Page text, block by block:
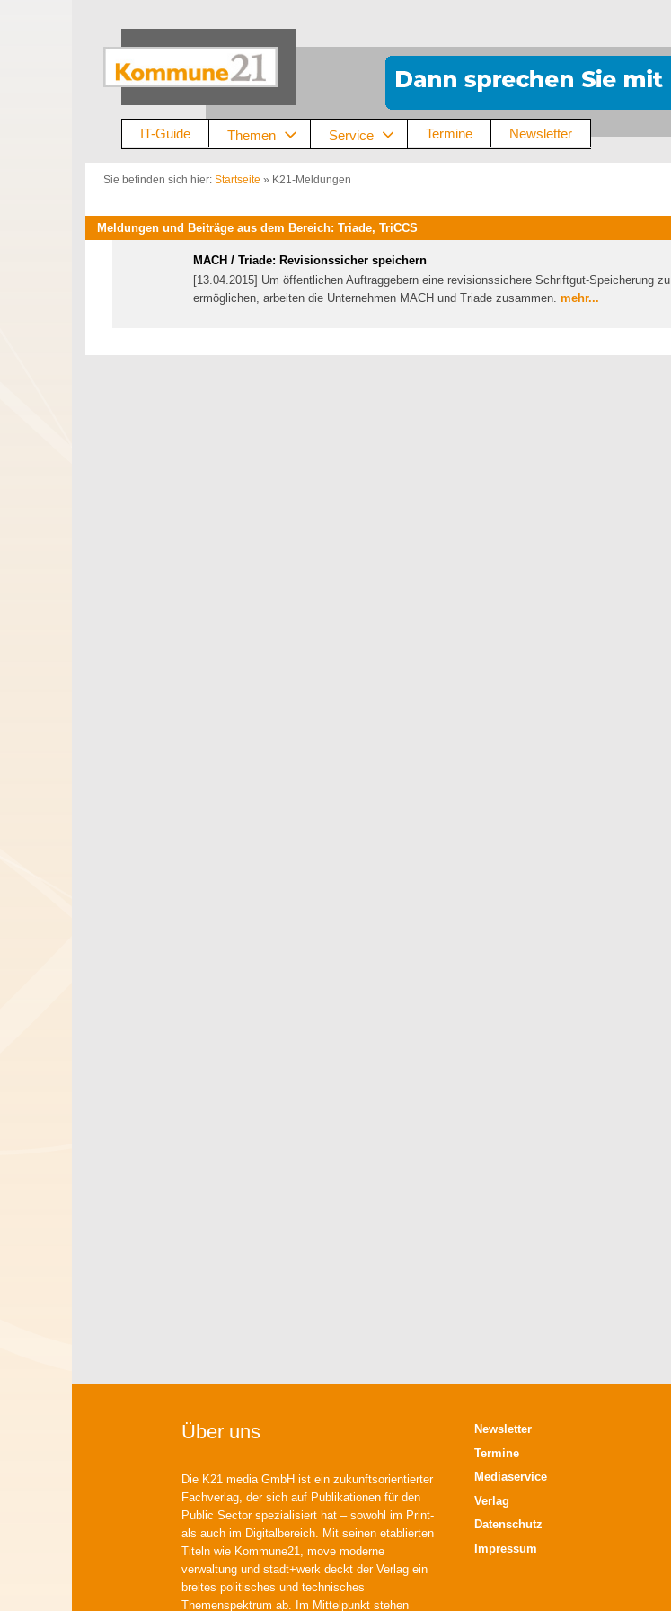
IT-Guide Themen Service Termine Newsletter
Sie befinden sich hier: Startseite » K21-Meldungen
Meldungen und Beiträge aus dem Bereich: Triade, TriCCS
MACH / Triade: Revisionssicher speichern
[13.04.2015] Um öffentlichen Auftraggebern eine revisionssichere Schriftgut-Speicherung zu
ermöglichen, arbeiten die Unternehmen MACH und Triade zusammen. mehr...
Über uns
Die K21 media GmbH ist ein zukunftsorientierter
Fachverlag, der sich auf Publikationen für den
Public Sector spezialisiert hat – sowohl im Print-
als auch im Digitalbereich. Mit seinen etablierten
Titeln wie Kommune21, move moderne
verwaltung und stadt+werk deckt der Verlag ein
breites politisches und technisches
Themenspektrum ab. Im Mittelpunkt stehen
Newsletter
Termine
Mediaservice
Verlag
Datenschutz
Impressum